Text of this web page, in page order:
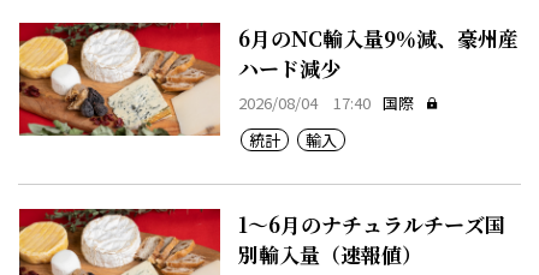
6月のNC輸入量9％減、豪州産
ハード減少
2026/08/04 17:40 国際
統計
輸入
1～6月のナチュラルチーズ国
別輸入量（速報値）